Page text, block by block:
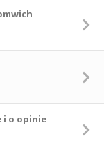
i o opinie